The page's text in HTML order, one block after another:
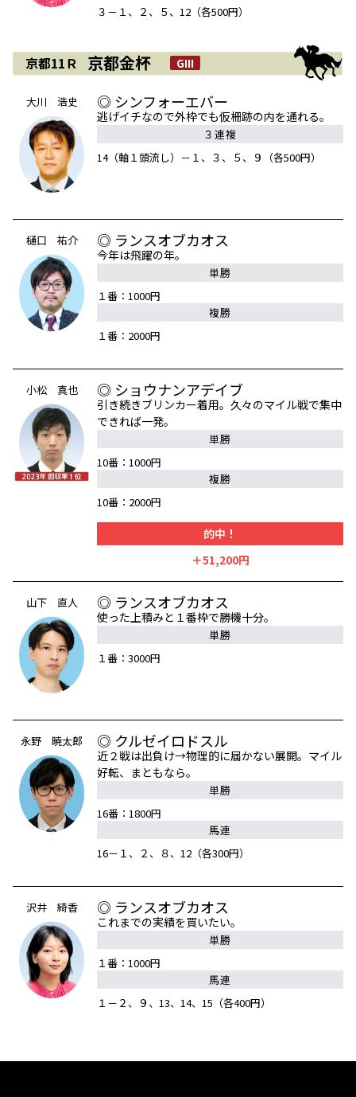
３－１、２、５、12（各500円）
京都11Ｒ 京都金杯 GIII
大川 浩史 ◎ シンフォーエバー
逃げイチなので外枠でも仮柵跡の内を通れる。
３連複
14（軸１頭流し）－１、３、５、９（各500円）
樋口 祐介 ◎ ランスオブカオス
今年は飛躍の年。
単勝
１番：1000円
複勝
１番：2000円
小松 真也 ◎ ショウナンアデイブ
引き続きブリンカー着用。久々のマイル戦で集中
できれば一発。
単勝
10番：1000円
複勝
10番：2000円
的中！
＋51,200円
山下 直人 ◎ ランスオブカオス
使った上積みと１番枠で勝機十分。
単勝
１番：3000円
永野 暁太郎 ◎ クルゼイロドスル
近２戦は出負け→物理的に届かない展開。マイル
好転、まともなら。
単勝
16番：1800円
馬連
16－１、２、８、12（各300円）
沢井 綺香 ◎ ランスオブカオス
これまでの実績を買いたい。
単勝
１番：1000円
馬連
１－２、９、13、14、15（各400円）